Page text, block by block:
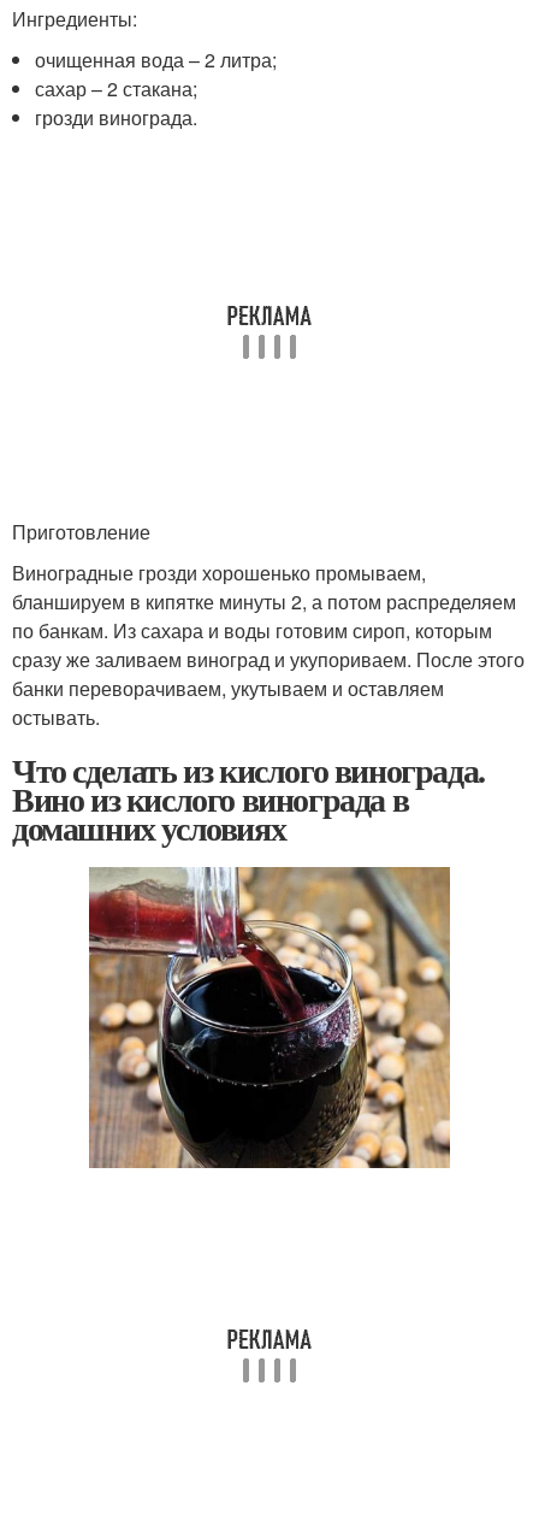
Ингредиенты:
очищенная вода – 2 литра;
сахар – 2 стакана;
грозди винограда.
Приготовление
Виноградные грозди хорошенько промываем,
бланшируем в кипятке минуты 2, а потом распределяем
по банкам. Из сахара и воды готовим сироп, которым
сразу же заливаем виноград и укупориваем. После этого
банки переворачиваем, укутываем и оставляем
остывать.
Что сделать из кислого винограда.
Вино из кислого винограда в
домашних условиях